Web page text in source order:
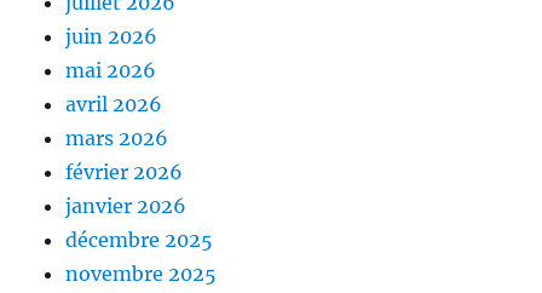
juin 2026
mai 2026
avril 2026
mars 2026
février 2026
janvier 2026
décembre 2025
novembre 2025